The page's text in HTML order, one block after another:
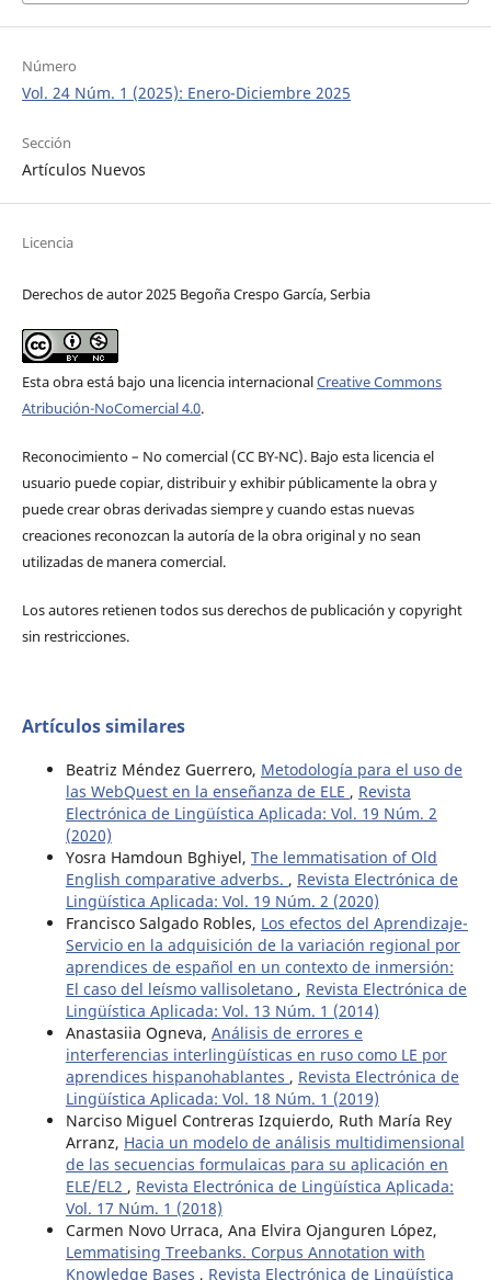
Número
Vol. 24 Núm. 1 (2025): Enero-Diciembre 2025
Sección
Artículos Nuevos
Licencia
Derechos de autor 2025 Begoña Crespo García, Serbia
Esta obra está bajo una licencia internacionalCreative Commons
Atribución-NoComercial 4.0.
Reconocimiento – No comercial (CC BY-­NC). Bajo esta licencia el
usuario puede copiar, distribuir y exhibir públicamente la obra y
puede crear obras derivadas siempre y cuando estas nuevas
creaciones reconozcan la autoría de la obra original y no sean
utilizadas de manera comercial.
Los autores retienen todos sus derechos de publicación y copyright
sin restricciones.
Artículos similares
Beatriz Méndez Guerrero, Metodología para el uso de
las WebQuest en la enseñanza de ELE , Revista
Electrónica de Lingüística Aplicada: Vol. 19 Núm. 2
(2020)
Yosra Hamdoun Bghiyel, The lemmatisation of Old
English comparative adverbs. , Revista Electrónica de
Lingüística Aplicada: Vol. 19 Núm. 2 (2020)
Francisco Salgado Robles, Los efectos del Aprendizaje-
Servicio en la adquisición de la variación regional por
aprendices de español en un contexto de inmersión:
El caso del leísmo vallisoletano , Revista Electrónica de
Lingüística Aplicada: Vol. 13 Núm. 1 (2014)
Anastasiia Ogneva, Análisis de errores e
interferencias interlingüísticas en ruso como LE por
aprendices hispanohablantes , Revista Electrónica de
Lingüística Aplicada: Vol. 18 Núm. 1 (2019)
Narciso Miguel Contreras Izquierdo, Ruth María Rey
Arranz, Hacia un modelo de análisis multidimensional
de las secuencias formulaicas para su aplicación en
ELE/EL2 , Revista Electrónica de Lingüística Aplicada:
Vol. 17 Núm. 1 (2018)
Carmen Novo Urraca, Ana Elvira Ojanguren López,
Lemmatising Treebanks. Corpus Annotation with
Knowledge Bases , Revista Electrónica de Lingüística